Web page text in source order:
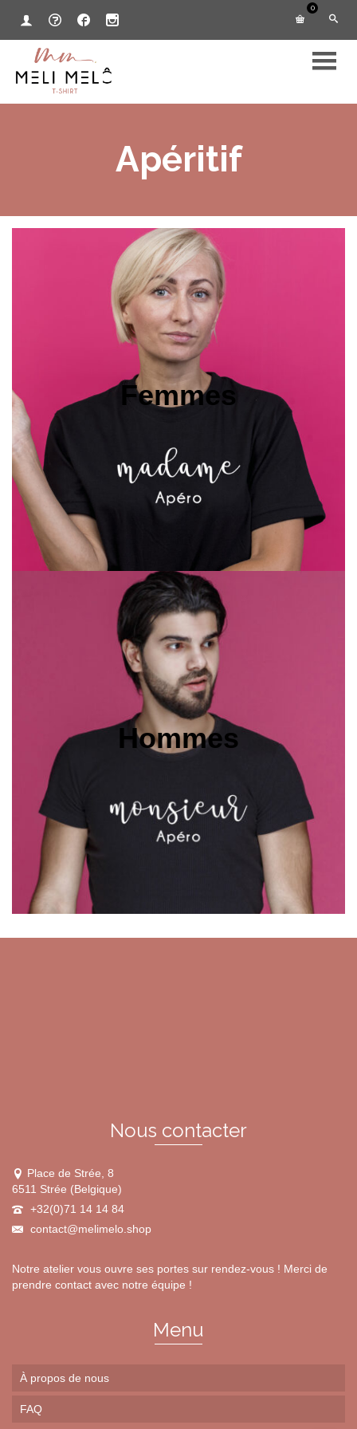
0
Apéritif
Femmes
Hommes
Nous contacter
Place de Strée, 8
6511 Strée (Belgique)
+32(0)71 14 14 84
contact@melimelo.shop
Notre atelier vous ouvre ses portes sur rendez-vous ! Merci de
prendre contact avec notre équipe !
Menu
À propos de nous
FAQ